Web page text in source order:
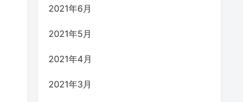
2021年6月
2021年5月
2021年4月
2021年3月